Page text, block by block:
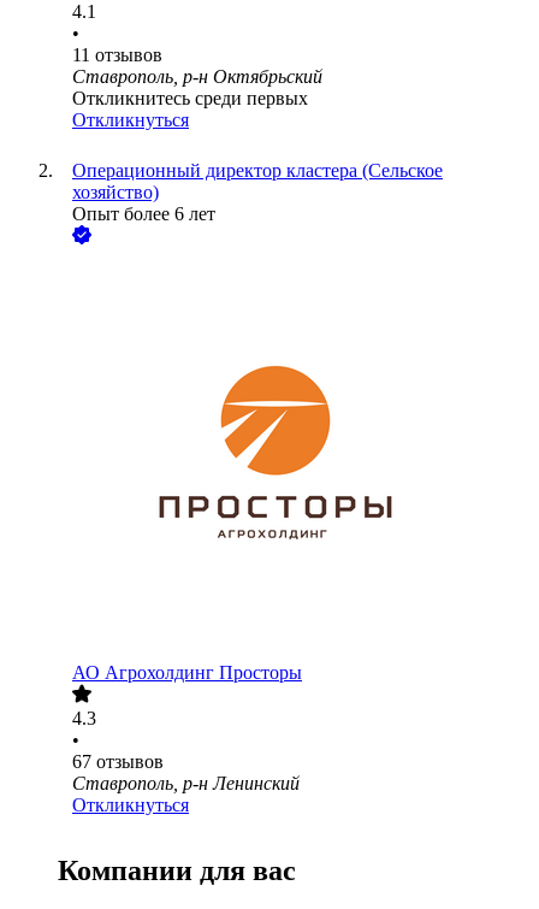
4.1
•
11 отзывов
Ставрополь, р-н Октябрьский
Откликнитесь среди первых
Откликнуться
Операционный директор кластера (Сельское
хозяйство)
Опыт более 6 лет
АО Агрохолдинг Просторы
4.3
•
67 отзывов
Ставрополь, р-н Ленинский
Откликнуться
Компании для вас